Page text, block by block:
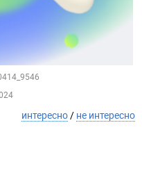
интересно / не интересно